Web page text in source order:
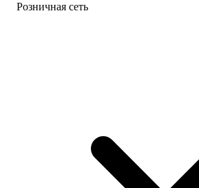
Розничная сеть